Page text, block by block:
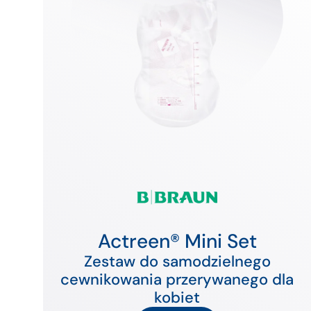
Actreen® Mini Set
Zestaw do samodzielnego
cewnikowania przerywanego dla
kobiet